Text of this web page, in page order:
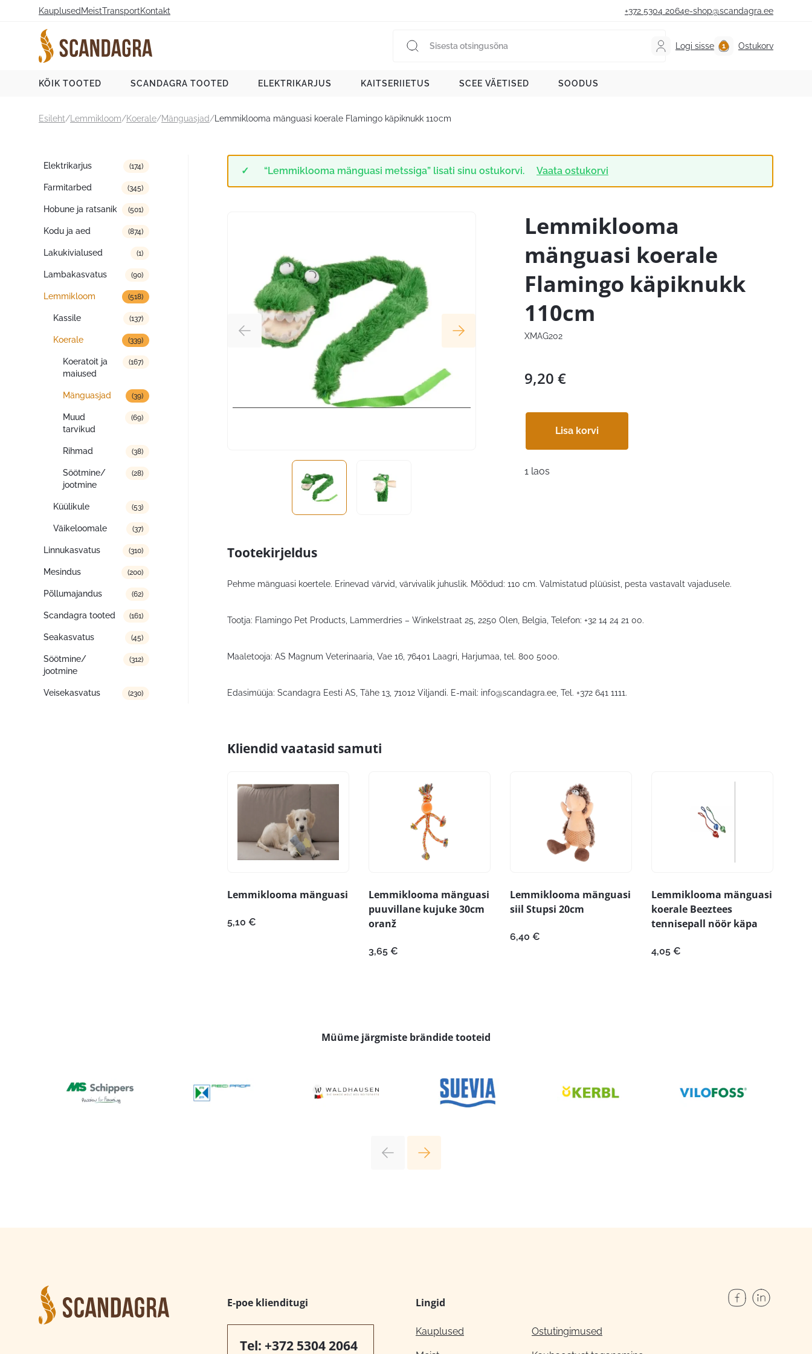
Kauplused MeistTransportKontakt +372 5304 2064e-shop@scandagra.ee
Logi sisse Ostukorv
KÕIK TOOTED SCANDAGRA TOOTED ELEKTRIKARJUS KAITSERIIETUS SCEE VÄETISED SOODUS
Esileht/ Lemmikloom/Koerale/Mänguasjad/ Lemmiklooma mänguasi koerale Flamingo käpiknukk 110cm
Tootekategooriad
Elektrikarjus (174)
Farmitarbed (345)
Hobune ja ratsanik (501)
Kodu ja aed (874)
Lakukivialused (1)
Lambakasvatus (90)
Lemmikloom (518)
Kassile (137)
Koerale (339)
Koeratoit ja
maiused
(167)
Mänguasjad (39)
Muud
tarvikud
(69)
Rihmad (38)
Söötmine/
jootmine
(28)
Küülikule (53)
Väikeloomale (37)
Linnukasvatus (310)
Mesindus (200)
Põllumajandus (62)
Scandagra tooted (161)
Seakasvatus (45)
Söötmine/
jootmine
(312)
Veisekasvatus (230)
“Lemmiklooma mänguasi metssiga” lisati sinu ostukorvi. Vaata ostukorvi
Lemmiklooma
mänguasi koerale
Flamingo käpiknukk
110cm
XMAG202
9,20 €
Lisa korvi
1 laos
Tootekirjeldus
Pehme mänguasi koertele. Erinevad värvid, värvivalik juhuslik. Mõõdud: 110 cm. Valmistatud plüüsist, pesta vastavalt vajadusele.
Tootja: Flamingo Pet Products, Lammerdries – Winkelstraat 25, 2250 Olen, Belgia, Telefon: +32 14 24 21 00.
Maaletooja: AS Magnum Veterinaaria, Vae 16, 76401 Laagri, Harjumaa, tel. 800 5000.
Edasimüüja: Scandagra Eesti AS, Tähe 13, 71012 Viljandi. E-mail: info@scandagra.ee , Tel. +372 641 1111.
Kliendid vaatasid samuti
Lemmiklooma mänguasi
5,10 €
Lemmiklooma mänguasi
puuvillane kujuke 30cm
oranž
3,65 €
Lemmiklooma mänguasi
siil Stupsi 20cm
6,40 €
Lemmiklooma mänguasi
koerale Beeztees
tennisepall nöör käpa
4,05 €
Müüme järgmiste brändide tooteid
E-poe klienditugi
Tel: +372 5304 2064
Lingid
Kauplused Ostutingimused